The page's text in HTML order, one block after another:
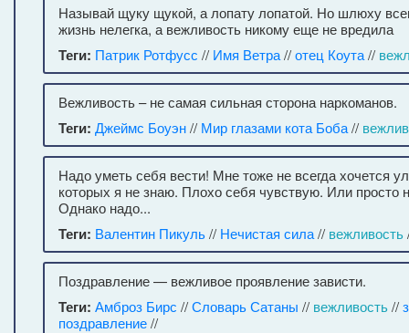
Называй щуку щукой, а лопату лопатой. Но шлюху
жизнь нелегка, а вежливость никому еще не вредила
Теги: Патрик Ротфусс // Имя Ветра//отец Коута//
Вежливость – не самая сильная сторона наркоманов.
Теги: Джеймс Боуэн// Мир глазами кота Боба//
Надо уметь себя вести! Мне тоже не всегда хочется
которых я не знаю. Плохо себя чувствую. Или просто
Однако надо...
Теги: Валентин Пикуль// Нечистая сила// вежливость
Поздравление — вежливое проявление зависти.
Теги: Амброз Бирс //Словарь Сатаны // вежливость//
поздравление//